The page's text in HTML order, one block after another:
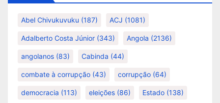
Abel Chivukuvuku (187) ACJ (1081)
Adalberto Costa Júnior (343) Angola (2136)
angolanos (83) Cabinda (44)
combate à corrupção (43) corrupção (64)
democracia (113) eleições (86) Estado (138)